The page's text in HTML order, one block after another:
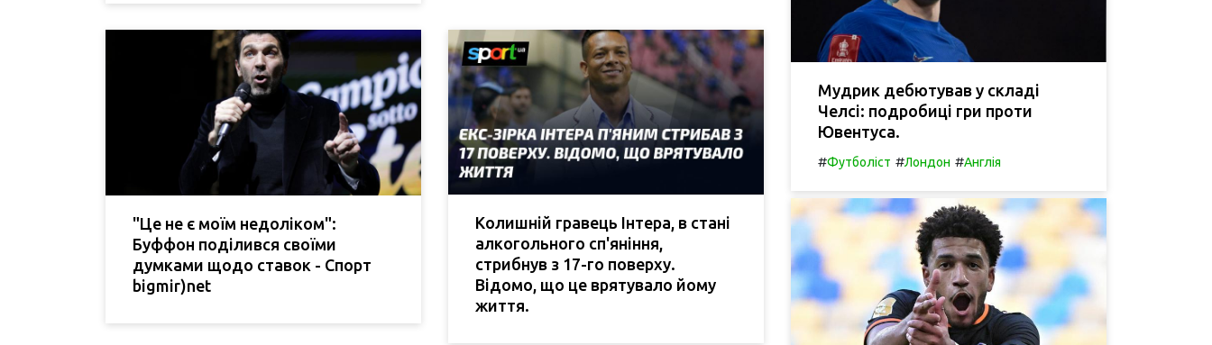
"Це не є моїм недоліком":
Буффон поділився своїми
думками щодо ставок - Спорт
bigmir)net
Колишній гравець Інтера, в стані
алкогольного сп'яніння,
стрибнув з 17-го поверху.
Відомо, що це врятувало йому
життя.
Мудрик дебютував у складі
Челсі: подробиці гри проти
Ювентуса.
#Футболіст #Лондон #Англія